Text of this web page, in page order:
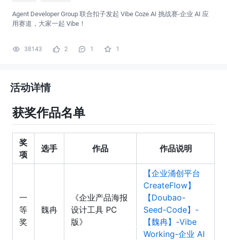
Agent Developer Group 联合扣子发起 Vibe Coze AI 挑战赛-企业 AI 应
用赛道，大家一起 Vibe！
38143 2 1 1
活动详情
获奖作品名单
奖
项
选手 作品 作品说明
一
等
奖
魏冉
《企业产品海报
设计工具 PC
版》
【企业涌创平台
CreateFlow】
【Doubao-
Seed-Code】-
【魏冉】-Vibe
Working-企业 AI